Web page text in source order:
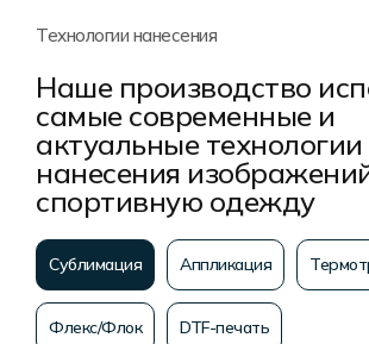
Технологии нанесения
Наше производство
самые современные и
актуальные технологии
нанесения
спортивную одежду
Сублимация Аппликация
Флекс/Флок DTF-печать